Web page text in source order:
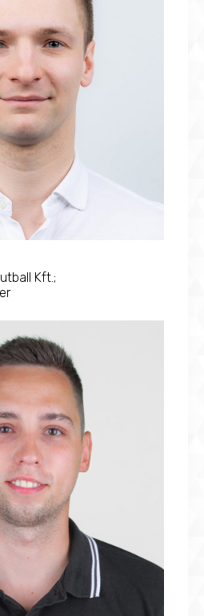
Kft.;